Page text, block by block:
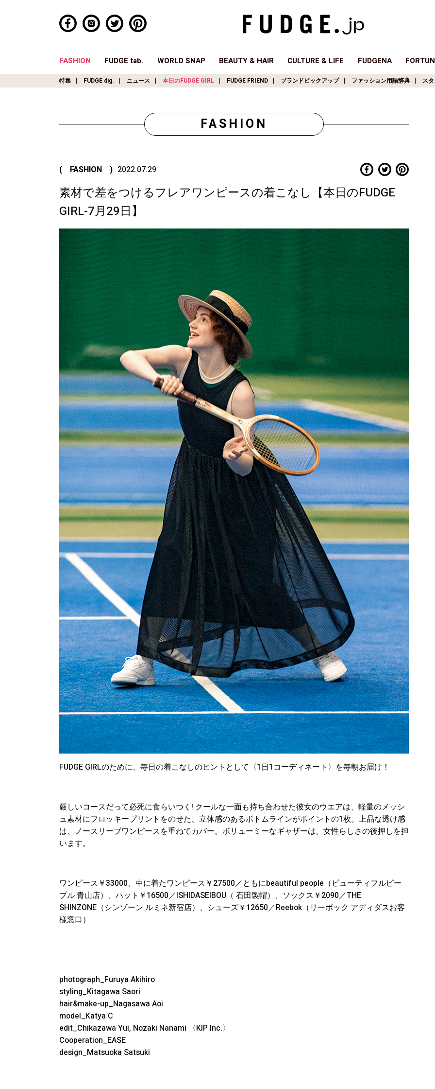
FASHION FUDGE tab. WORLD SNAP BEAUTY & HAIR CULTURE & LIFE FUDGENA
特集 FUDGE dig. ニュース 本日のFUDGE GIRL FUDGE FRIEND ブランドピックアップ ファッション用語辞典 ス
FASHION
( FASHION ) 2022.07.29
素材で差をつけるフレアワンピースの着こなし【本日のFUDGE
GIRL-7月29日】
FUDGE GIRLのために、毎日の着こなしのヒントとして〈1日1コーディネート〉を毎朝お届け！
厳しいコースだって必死に食らいつく! クールな一面も持ち合わせた彼女のウエアは、軽量のメッシ
ュ素材にフロッキープリントをのせた、立体感のあるボトムラインがポイントの1枚。上品な透け感
は、ノースリーブワンピースを重ねてカバー。ボリューミーなギャザーは、女性らしさの後押しを担
います。
ワンピース￥33000、中に着たワンピース￥27500／ともにbeautiful people（ビューティフルピー
プル 青山店）、ハット￥16500／ISHIDASEIBOU（ 石田製帽）、ソックス￥2090／THE
SHINZONE（シンゾーン ルミネ新宿店）、シューズ￥12650／Reebok（リーボック アディダスお客
様窓口）
photograph_Furuya Akihiro
styling_Kitagawa Saori
hair&make-up_Nagasawa Aoi
model_Katya C
edit_Chikazawa Yui, Nozaki Nanami 〈KIP Inc.〉
Cooperation_EASE
design_Matsuoka Satsuki